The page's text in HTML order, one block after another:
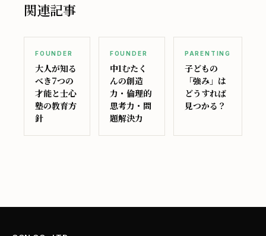
関連記事
FOUNDER
大人が知る
べき7つの
才能と士心
塾の教育方
針
FOUNDER
中1むたく
んの創造
力・倫理的
思考力・問
題解決力
PARENTING
子どもの
「強み」は
どうすれば
見つかる？